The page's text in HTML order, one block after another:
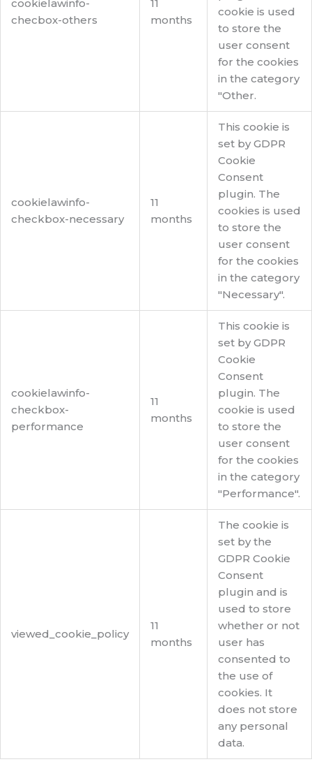
cookielawinfo-
checbox-others
11
months
cookie is used
to store the
user consent
for the cookies
in the category
"Other.
cookielawinfo-
checkbox-necessary
11
months
This cookie is
set by GDPR
Cookie
Consent
plugin. The
cookies is used
to store the
user consent
for the cookies
in the category
"Necessary".
cookielawinfo-
checkbox-
performance
11
months
This cookie is
set by GDPR
Cookie
Consent
plugin. The
cookie is used
to store the
user consent
for the cookies
in the category
"Performance".
viewed_cookie_policy
11
months
The cookie is
set by the
GDPR Cookie
Consent
plugin and is
used to store
whether or not
user has
consented to
the use of
cookies. It
does not store
any personal
data.